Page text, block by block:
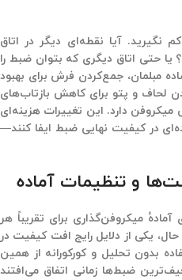
آیا نقطه‌ای دیگر در اتاق
یا حتی اتاق دیگری که بتوان ضبط را
مبلمان، جمع‌کردن فرش برای بهبود
لحاف و پتو برای کاهش بازتاب‌های
میکروفن دارد. این تغییرات هزینه‌ای
در کیفیت نهایی ضبط ایفا کنند—
و تنظیمات آماده
آمادهٔ میکروفن‌گذاری برای تقریباً هر
یکی از دلایل رایج افت کیفیت در
بدون تحلیل و کورکورانه از همین
ضبط‌ها زمانی اتفاق می‌افتند